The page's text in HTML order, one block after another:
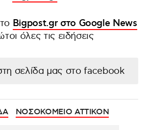
Bigpost.gr στο Google News
όλες τις ειδήσεις
σελίδα μας στο facebook
ΝΟΣΟΚΟΜΕΙΟ ΑΤΤΙΚΟΝ